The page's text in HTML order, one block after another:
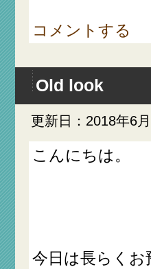
コメントする
Old look
更新日：2018年6
こんにちは。
今日は長らく